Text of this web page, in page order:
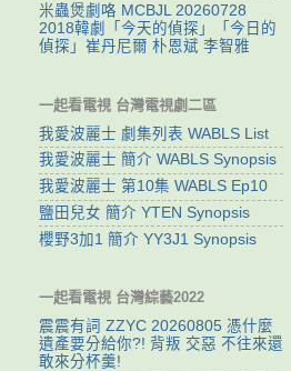
米蟲煲劇咯 MCBJL 20260728
2018韓劇「今天的偵探」「今日的
偵探」崔丹尼爾 朴恩斌 李智雅
一起看電視 台灣電視劇二區
我愛波麗士 劇集列表 WABLS List
我愛波麗士 簡介 WABLS Synopsis
我愛波麗士 第10集 WABLS Ep10
鹽田兒女 簡介 YTEN Synopsis
櫻野3加1 簡介 YY3J1 Synopsis
一起看電視 台灣綜藝2022
震震有詞 ZZYC 20260805 憑什麼
遺產要分給你?! 背叛 交惡 不往來還
敢來分杯羹!